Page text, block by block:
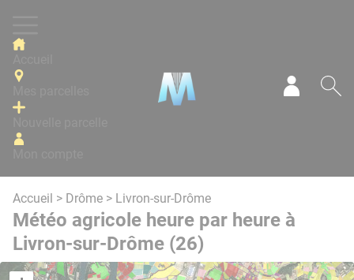
Accueil > Drôme > Livron-sur-Drôme
Météo agricole heure par heure à
Livron-sur-Drôme (26)